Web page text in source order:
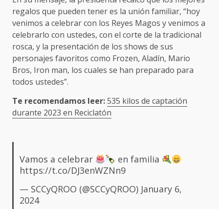
regalos que pueden tener es la unión familiar, “hoy
venimos a celebrar con los Reyes Magos y venimos a
celebrarlo con ustedes, con el corte de la tradicional
rosca, y la presentación de los shows de sus
personajes favoritos como Frozen, Aladín, Mario
Bros, Iron man, los cuales se han preparado para
todos ustedes”.
Te recomendamos leer:535 kilos de captación
durante 2023 en Reciclatón
Vamos a celebrar
en familia
https://t.co/DJ3enWZNn9
— SCCyQROO (@SCCyQROO) January 6,
2024